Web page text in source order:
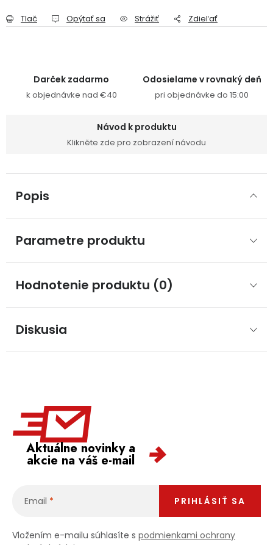
Tlač Opýtať sa Strážiť Zdieľať
Darček zadarmo
k objednávke nad €40
Odosielame v rovnaký deň
pri objednávke do 15:00
Návod k produktu
Klikněte zde pro zobrazení návodu
Popis
Parametre produktu
Hodnotenie produktu (0)
Diskusia
Aktuálne novinky a
akcie na váš e-mail
Email
Vložením e-mailu súhlasíte s podmienkami ochrany
PRIHLÁSIŤ SA